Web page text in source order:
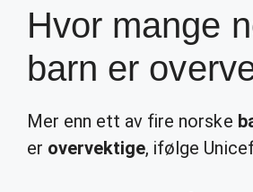
Hvor mange
barn er
Mer enn ett av fire norske
er overvektige, ifølge